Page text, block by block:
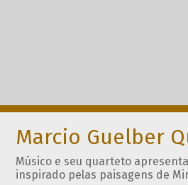
Marcio Guelber
Músico e seu quarteto
inspirado pelas paisagens de